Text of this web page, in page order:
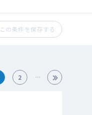
この条件を保存する
2